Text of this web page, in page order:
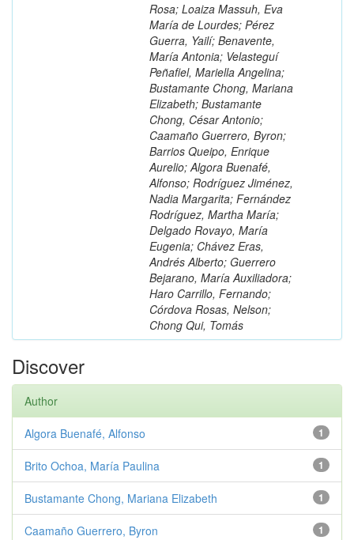
Rosa; Loaiza Massuh, Eva
María de Lourdes; Pérez
Guerra, Yailí; Benavente,
María Antonia; Velasteguí
Peñafiel, Mariella Angelina;
Bustamante Chong, Mariana
Elizabeth; Bustamante
Chong, César Antonio;
Caamaño Guerrero, Byron;
Barrios Queipo, Enrique
Aurelio; Algora Buenafé,
Alfonso; Rodríguez Jiménez,
Nadia Margarita; Fernández
Rodríguez, Martha María;
Delgado Rovayo, María
Eugenia; Chávez Eras,
Andrés Alberto; Guerrero
Bejarano, María Auxiliadora;
Haro Carrillo, Fernando;
Córdova Rosas, Nelson;
Chong Qui, Tomás
Discover
Author
1
Algora Buenafé, Alfonso
1
Brito Ochoa, María Paulina
1
Bustamante Chong, Mariana Elizabeth
1
Caamaño Guerrero, Byron